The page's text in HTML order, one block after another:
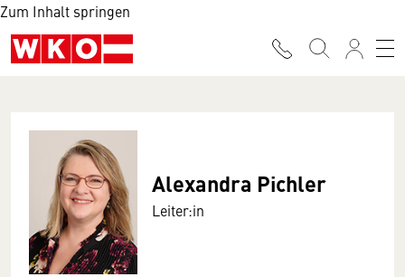
Zum Inhalt springen
Alexandra Pichler
Leiter:in